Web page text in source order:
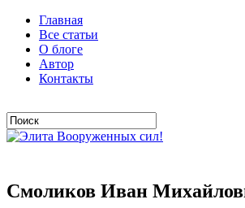
Главная
Все статьи
О блоге
Автор
Контакты
Смоликов Иван